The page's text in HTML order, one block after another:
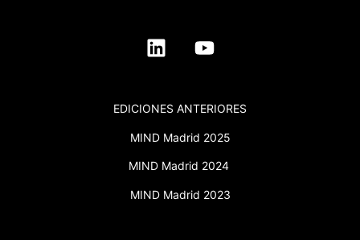
EDICIONES ANTERIORES
MIND Madrid 2025
MIND Madrid 2024
MIND Madrid 2023